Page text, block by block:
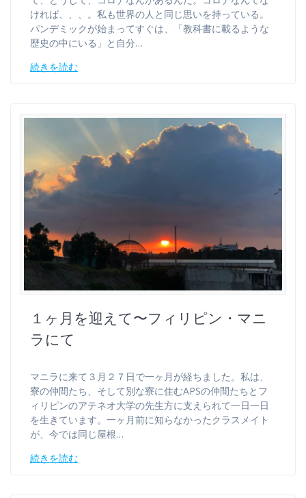
ければ、、、。私も世界の人と同じ思いを持っている。
パンデミックが始まってすぐは、「教科書に載るような
歴史の中にいる」と自分…
続きを読む
１ヶ月を迎えて〜フィリピン・マニ
ラにて
マニラに来て３月２７日で一ヶ月が経ちました。私は、
寮の仲間たち、そして別な寮に住むAPSの仲間たちとフ
ィリピンのアテネオ大学の先生方に支えられて一日一日
を生きています。一ヶ月前に知らなかったクラスメイト
が、今では同じ屋根…
続きを読む